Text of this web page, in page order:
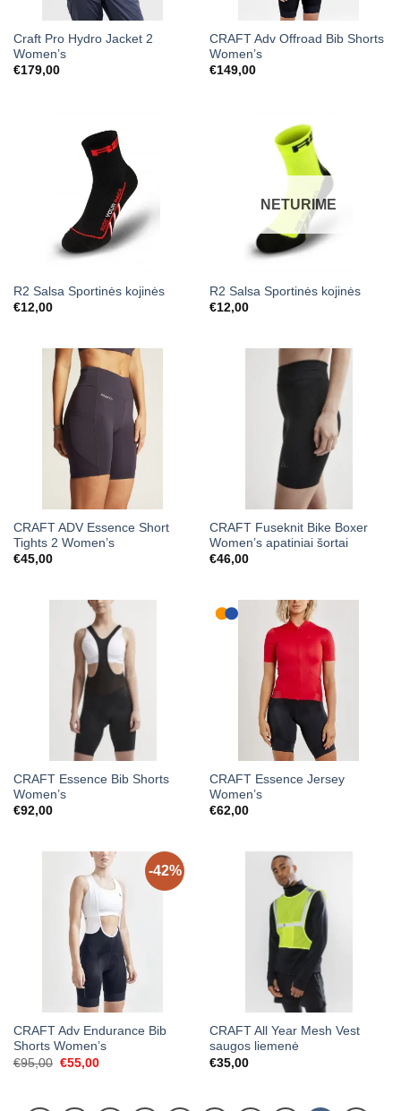
Craft Pro Hydro Jacket 2
Women’s
€179,00
CRAFT Adv Offroad Bib Shorts
Women’s
€149,00
R2 Salsa Sportinės kojinės
€12,00
NETURIME
R2 Salsa Sportinės kojinės
€12,00
CRAFT ADV Essence Short
Tights 2 Women’s
€45,00
CRAFT Fuseknit Bike Boxer
Women’s apatiniai šortai
€46,00
CRAFT Essence Bib Shorts
Women’s
€92,00
CRAFT Essence Jersey
Women’s
€62,00
-42%
CRAFT Adv Endurance Bib
Shorts Women’s
€95,00 Original
price
€55,00Current
CRAFT All Year Mesh Vest
saugos liemenė
€35,00